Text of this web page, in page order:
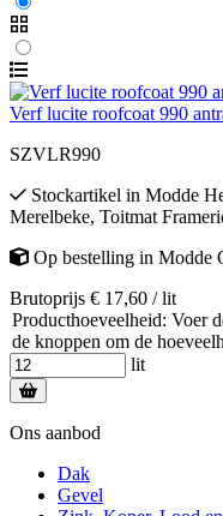
Verf lucite roofcoat 990
SZVLR990
Stockartikel in Modde
Merelbeke, Toitmat
Op bestelling in Modde
Brutoprijs € 17,60 / lit
Producthoeveelheid: Voer
de knoppen om de
lit
Ons aanbod
Dak
Gevel